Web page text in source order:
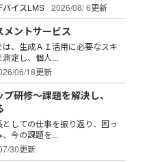
バイスLMS
2026/08/ 6更新
メントサービス
、生成ＡＩ活用に必要なスキ
定し、個人...
06/18更新
研修～課題を解決し、
しての仕事を振り返り、困っ
今の課題を...
30更新